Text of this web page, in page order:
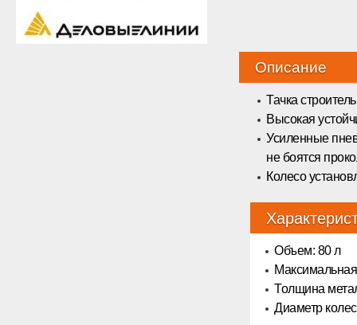
Описание
Тачка
Высокая
Усиленные
не боятся
Колесо
Объем: 80 л
Максимальная
Толщина
Диаметр